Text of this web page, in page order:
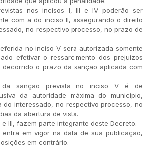
nos incisos I, III e IV poderão ser
com a do inciso II, assegurando o direito
no respectivo processo, no prazo de
no inciso V será autorizada somente
efetivar o ressarcimento dos prejuízos
decorrido o prazo da sanção aplicada com
da sanção prevista no inciso V é de
da autoridade máxima do município,
do interessado, no respectivo processo, no
da abertura de vista.
e III, fazem parte integrante deste Decreto.
entra em vigor na data de sua publicação,
em contrário.